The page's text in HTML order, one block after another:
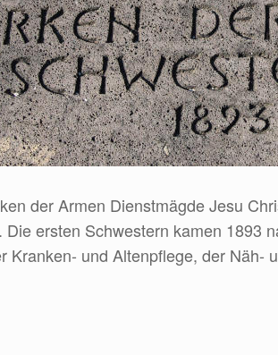
der Armen Dienstmägde Jesu
ersten Schwestern kamen 1893
Kranken- und Altenpflege, der